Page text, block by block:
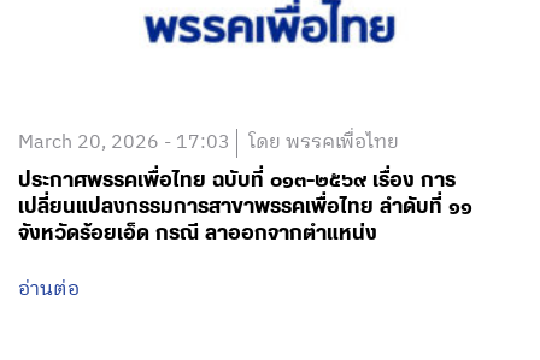
March 20, 2026 - 17:03 โดย พรรคเพื่อไทย
ประกาศพรรคเพื่อไทย ฉบับที่ ๐๑๓-๒๕๖๙ เรื่อง การ
เปลี่ยนแปลงกรรมการสาขาพรรคเพื่อไทย ลำดับที่ ๑๑
จังหวัดร้อยเอ็ด กรณี ลาออกจากตำแหน่ง
อ่านต่อ